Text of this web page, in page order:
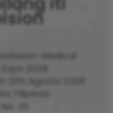
Medical
2026
21th Agosto 2026
Filipinas
35